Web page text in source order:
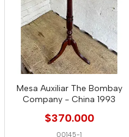
Mesa Auxiliar The Bombay
Company - China 1993
$370.000
00145-1